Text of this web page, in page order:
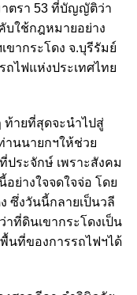
ตรา 53 ที่บัญญัติว่า
บใช้กฎหมายอย่าง
ขากระโดง จ.บุรีรัมย์
ถไฟแห่งประเทศไทย
ท้ายที่สุดจะนำไปสู่
านนายกฯให้ช่วย
ประจักษ์ เพราะสังคม
ย่างใจจดใจจ่อ โดย
ซึ่งวันนี้กลายเป็นวลี
าที่ดินเขากระโดงเป็น
นที่ของการรถไฟฯได้